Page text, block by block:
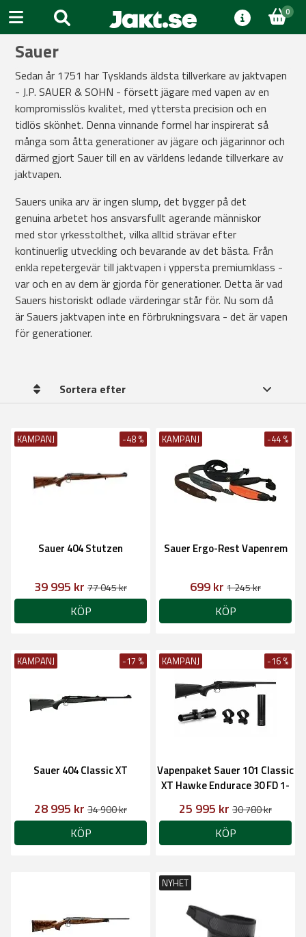
0
Sauer
Sedan år 1751 har Tysklands äldsta tillverkare av jaktvapen
- J.P. SAUER & SOHN - försett jägare med vapen av en
kompromisslös kvalitet, med yttersta precision och en
tidlös skönhet. Denna vinnande formel har inspirerat så
många som åtta generationer av jägare och jägarinnor och
därmed gjort Sauer till en av världens ledande tillverkare av
jaktvapen.
Sauers unika arv är ingen slump, det bygger på det
genuina arbetet hos ansvarsfullt agerande människor
med stor yrkesstolthet, vilka alltid strävar efter
kontinuerlig utveckling och bevarande av det bästa. Från
enkla repetergevär till jaktvapen i yppersta premiumklass -
var och en av dem är gjorda för generationer. Detta är vad
Sauers historiskt odlade värderingar står för. Nu som då
är Sauers jaktvapen inte en förbrukningsvara - det är vapen
för generationer.
Sortera efter
KAMPANJ -48 %
Sauer 404 Stutzen
39 995 kr 77 045 kr
KÖP
KAMPANJ -44 %
Sauer Ergo-Rest Vapenrem
699 kr 1 245 kr
KÖP
KAMPANJ -17 %
Sauer 404 Classic XT
28 995 kr 34 900 kr
KÖP
KAMPANJ -16 %
Vapenpaket Sauer 101 Classic
XT Hawke Endurace 30 FD 1-
25 995 kr 30 780 kr
KÖP
NYHET